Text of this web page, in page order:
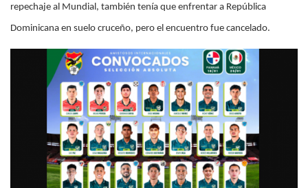
repechaje al Mundial, también tenía que enfrentar a República
Dominicana en suelo cruceño, pero el encuentro fue cancelado.